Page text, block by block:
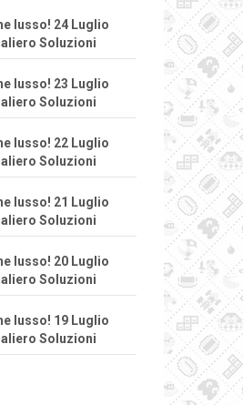
lusso! 24 Luglio
Soluzioni
lusso! 23 Luglio
Soluzioni
lusso! 22 Luglio
Soluzioni
lusso! 21 Luglio
Soluzioni
lusso! 20 Luglio
Soluzioni
lusso! 19 Luglio
Soluzioni